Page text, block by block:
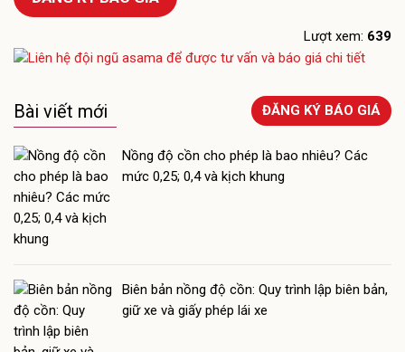
Lượt xem: 639
Bài viết mới ĐĂNG KÝ BÁO GIÁ
Nồng độ cồn cho phép là bao nhiêu? Các
mức 0,25; 0,4 và kịch khung
Biên bản nồng độ cồn: Quy trình lập biên bản,
giữ xe và giấy phép lái xe